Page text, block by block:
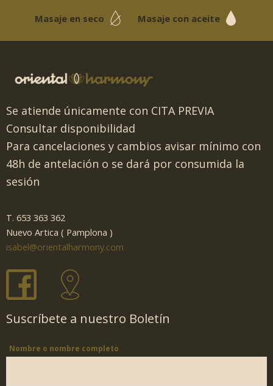
Masaje en seco Masaje con aceite
Se atiende únicamente con CITA PREVIA
Consultar disponibilidad
Para cancelaciones y cambios avisar mínimo con
48h de antelación o se dará por consumida la
sesión
T. 653 363 362
Nuevo Artica ( Pamplona )
isabel@orientalharmony.com
Suscríbete a nuestro Boletín
Nombre o nombre completo